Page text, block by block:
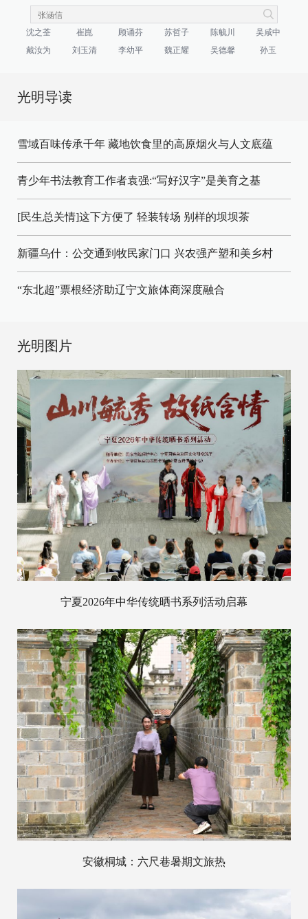
沈之荃 崔崑 顾诵芬 苏哲子 陈毓川
吴咸中
戴汝为
刘玉清 李幼平 魏正耀 吴德馨 孙玉
光明导读
雪域百味传承千年 藏地饮食里的高原烟火与人文底蕴
青少年书法教育工作者袁强:“写好汉字”是美育之基
[民生总关情]这下方便了 轻装转场 别样的坝坝茶
新疆乌什：公交通到牧民家门口 兴农强产塑和美乡村
“东北超”票根经济助辽宁文旅体商深度融合
光明图片
宁夏2026年中华传统晒书系列活动启幕
安徽桐城：六尺巷暑期文旅热